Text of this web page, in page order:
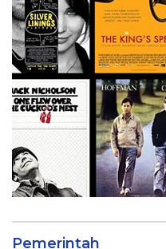
Pemerintah